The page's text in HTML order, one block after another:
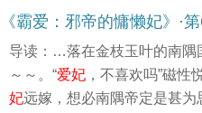
《霸爱：邪帝的慵懒妃》·
导读：…落在金枝玉叶的南隅
～～。“爱妃 ，不喜欢吗”磁性
妃远嫁，想必南隅帝定是甚